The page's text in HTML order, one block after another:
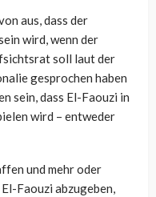
aus, dass der
wird, wenn der
soll laut der
gesprochen haben
sein, dass El-Faouzi in
wird – entweder
und mehr oder
Faouzi abzugeben,